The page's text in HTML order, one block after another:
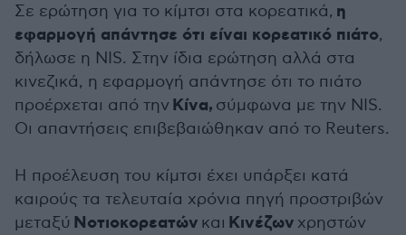
Σε ερώτηση για το κίμτσι στα κορεατικά, η
εφαρμογή απάντησε ότι είναι κορεατικό πιάτο,
δήλωσε η NIS. Στην ίδια ερώτηση αλλά στα
κινεζικά, η εφαρμογή απάντησε ότι το πιάτο
προέρχεται από την Κίνα, σύμφωνα με την NIS.
Οι απαντήσεις επιβεβαιώθηκαν από το Reuters.
Η προέλευση του κίμτσι έχει υπάρξει κατά
καιρούς τα τελευταία χρόνια πηγή προστριβών
μεταξύ Νοτιοκορεατών και Κινέζων χρηστών